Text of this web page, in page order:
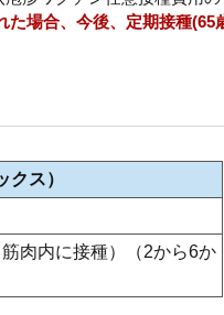
た場合、今後、定期接種(65
ス）
肉内に接種）（2から6か